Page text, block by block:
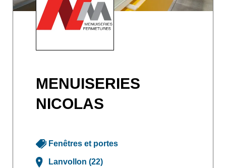
MENUISERIES
NICOLAS
Fenêtres et portes
Lanvollon (22)